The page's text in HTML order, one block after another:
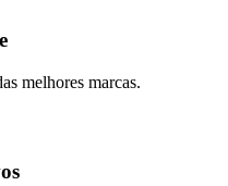
melhores marcas.